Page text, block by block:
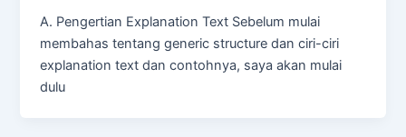
A. Pengertian Explanation Text Sebelum mulai
membahas tentang generic structure dan ciri-ciri
explanation text dan contohnya, saya akan mulai
dulu